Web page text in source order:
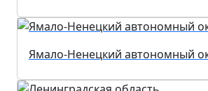
Ямало-Ненецкий автономный